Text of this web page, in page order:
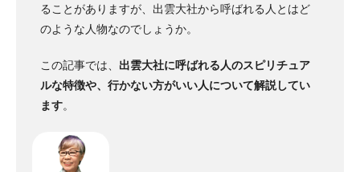
ることがありますが、出雲大社から呼ばれる人とはど
のような人物なのでしょうか。
この記事では、 出雲大社に呼ばれる人のスピリチュア
ルな特徴や、行かない方がいい人について解説してい
ます。